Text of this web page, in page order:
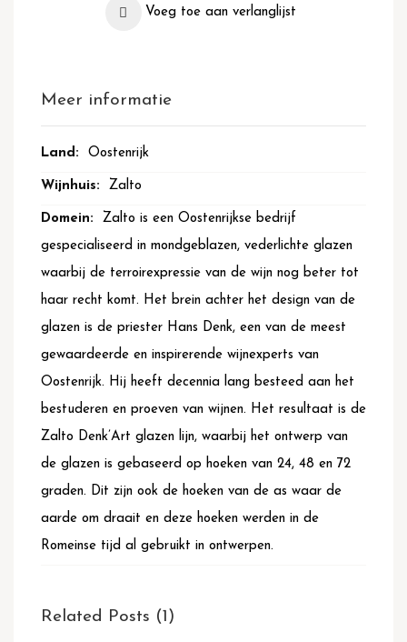
Voeg toe aan verlanglijst
Meer informatie
Meer
Oostenrijk
Zalto
Zalto is een Oostenrijkse bedrijf
gespecialiseerd in mondgeblazen, vederlichte glazen
waarbij de terroirexpressie van de wijn nog beter tot
haar recht komt. Het brein achter het design van de
glazen is de priester Hans Denk, een van de meest
gewaardeerde en inspirerende wijnexperts van
Oostenrijk. Hij heeft decennia lang besteed aan het
bestuderen en proeven van wijnen. Het resultaat is de
Zalto Denk’Art glazen lijn, waarbij het ontwerp van
de glazen is gebaseerd op hoeken van 24, 48 en 72
graden. Dit zijn ook de hoeken van de as waar de
aarde om draait en deze hoeken werden in de
Romeinse tijd al gebruikt in ontwerpen.
Related Posts (1)